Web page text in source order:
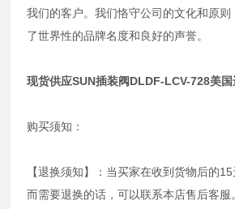
我们的客户。我们恪守公司的文化和原
了世界性的品牌名度和良好的声誉。
现货供应SUN插装阀DLDF-LCV-728美国
购买须知：
【退换须知】：当买家在收到货物后的
而需要退换的话，可以联系本店售后客服